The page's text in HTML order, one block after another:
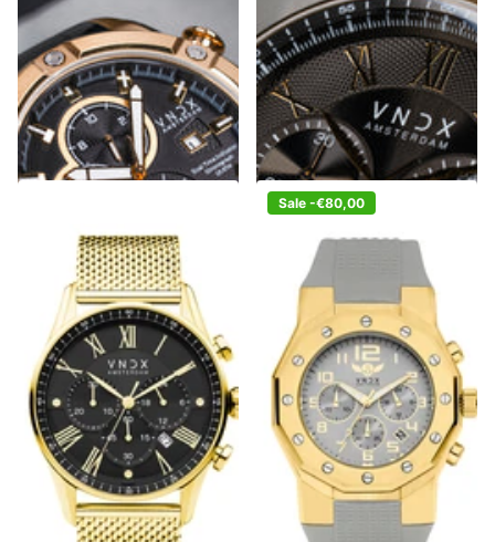
Zwart Goud
Nog 3 op voorraad
Nog 3 op voorraad
€399,00
Nog 2 op voorraad
Nog 2 op voorraad
€299,00
Sale -€80,00